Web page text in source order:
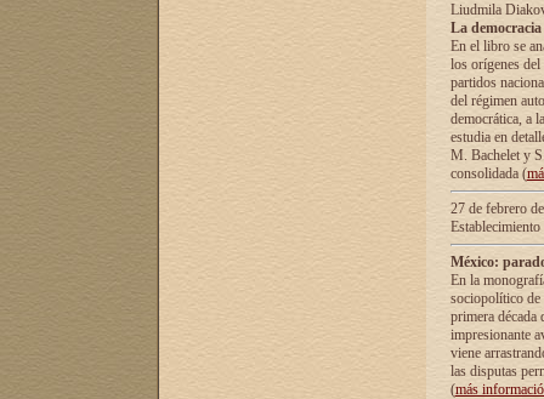
Liudmila
La
En el libro se
los orígenes
partidos
del régimen
democrática, а
estudia en
М. Bachelet у
consolidada (
27 de febrero
México:
En la
sociopolítico de
primera década
impresionante
viene
las disputas
(más